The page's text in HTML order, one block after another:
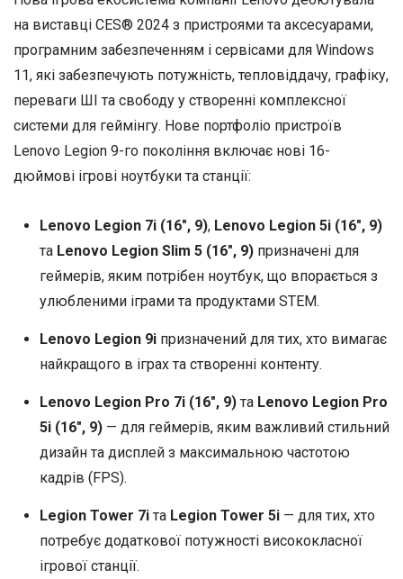
на виставці CES® 2024 з пристроями та аксесуарами,
програмним забезпеченням і сервісами для Windows
11, які забезпечують потужність, тепловіддачу, графіку,
переваги ШІ та свободу у створенні комплексної
системи для геймінгу. Нове портфоліо пристроїв
Lenovo Legion 9-го покоління включає нові 16-
дюймові ігрові ноутбуки та станції:
Lenovo Legion 7i (16″, 9), Lenovo Legion 5i (16″, 9)
та Lenovo Legion Slim 5 (16″, 9)призначені для
геймерів, яким потрібен ноутбук, що впорається з
улюбленими іграми та продуктами STEM.
Lenovo Legion 9iпризначений для тих, хто вимагає
найкращого в іграх та створенні контенту.
Lenovo Legion Pro 7i (16″, 9)та Lenovo Legion Pro
5i (16″, 9)— для геймерів, яким важливий стильний
дизайн та дисплей з максимальною частотою
кадрів (FPS).
Legion Tower 7iта Legion Tower 5i— для тих, хто
потребує додаткової потужності висококласної
ігрової станції.